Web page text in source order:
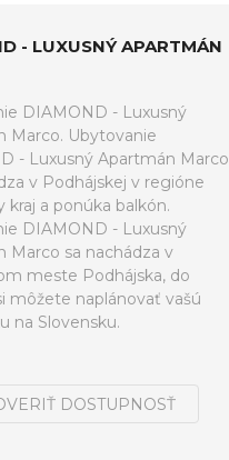
- LUXUSNÝ APARTMÁN
DIAMOND - Luxusný
Marco. Ubytovanie
- Luxusný Apartmán Marco
v Podhájskej v regióne
kraj a ponúka balkón.
DIAMOND - Luxusný
Marco sa nachádza v
meste Podhájska, do
môžete naplánovať vašú
na Slovensku.
DOSTUPNOSŤ